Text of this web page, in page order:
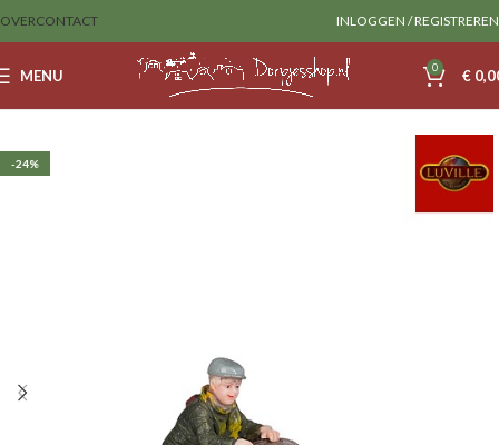
OVERCONTACT INLOGGEN / REGISTREREN
MENU 0 €
-24%